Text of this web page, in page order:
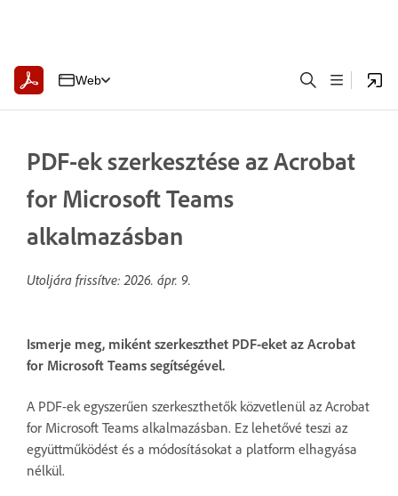
Web
PDF-ek szerkesztése az Acrobat
for Microsoft Teams
alkalmazásban
Utoljára frissítve:2026. ápr. 9.
Ismerje meg, miként szerkeszthet PDF-eket az Acrobat
for Microsoft Teams segítségével.
A PDF-ek egyszerűen szerkeszthetők közvetlenül az Acrobat
for Microsoft Teams alkalmazásban. Ez lehetővé teszi az
együttműködést és a módosításokat a platform elhagyása
nélkül.